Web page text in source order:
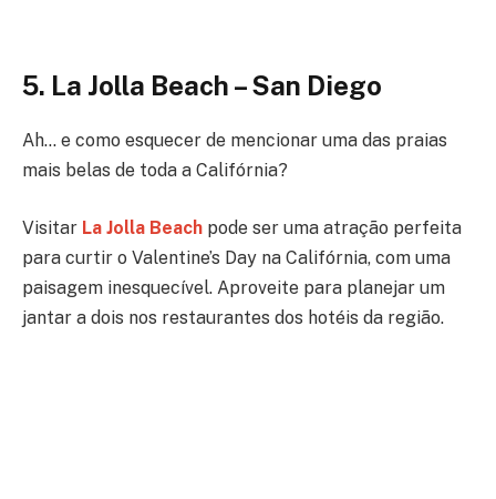
5. La Jolla Beach – San Diego
Ah… e como esquecer de mencionar uma das praias
mais belas de toda a Califórnia?
Visitar La Jolla Beach pode ser uma atração perfeita
para curtir o Valentine’s Day na Califórnia, com uma
paisagem inesquecível. Aproveite para planejar um
jantar a dois nos restaurantes dos hotéis da região.